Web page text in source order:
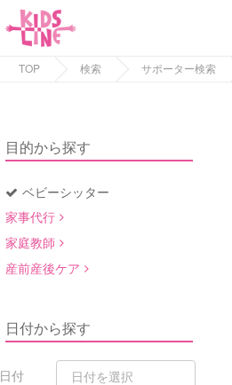
TOP 検索 サポーター検索
目的から探す
ベビーシッター
家事代行
家庭教師
産前産後ケア
日付から探す
日付